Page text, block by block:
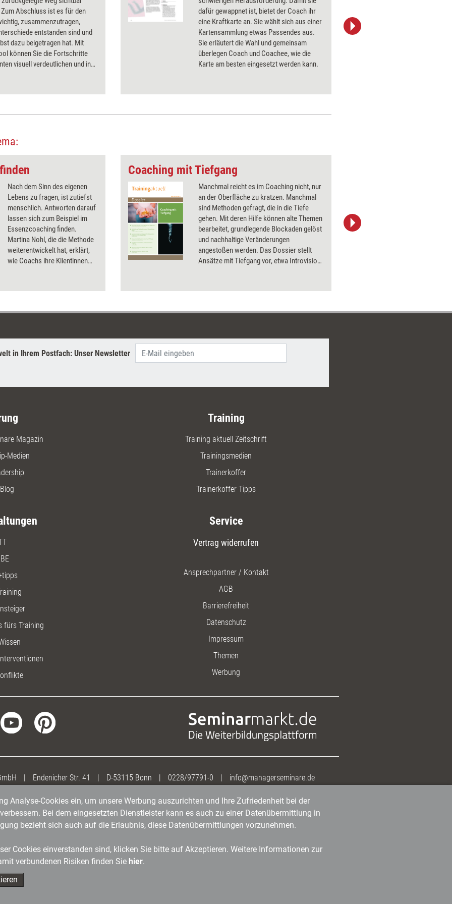
Abschluss ist es für den
zusammenzutragen,
entstanden sind und
dazu beigetragen hat. Mit
können Sie die Fortschritte
visuell verdeutlichen und in
dafür gewappnet ist, bietet der Coach ihr
eine Kraftkarte an. Sie wählt sich aus einer
Kartensammlung etwas Passendes aus.
Sie erläutert die Wahl und gemeinsam
überlegen Coach und Coachee, wie die
Karte am besten eingesetzt werden kann.
Nach dem Sinn des eigenen
Lebens zu fragen, ist zutiefst
menschlich. Antworten darauf
lassen sich zum Beispiel im
Essenzcoaching finden.
Martina Nohl, die die Methode
weiterentwickelt hat, erklärt,
wie Coachs ihre Klientinnen
inneren Genius – den
und ihr Leben daran
Coaching mit Tiefgang
Manchmal reicht es im Coaching nicht, nur
an der Oberfläche zu kratzen. Manchmal
sind Methoden gefragt, die in die Tiefe
gehen. Mit deren Hilfe können alte Themen
bearbeitet, grundlegende Blockaden gelöst
und nachhaltige Veränderungen
angestoßen werden. Das Dossier stellt
Ansätze mit Tiefgang vor, etwa Introvision-
in Ihrem Postfach: Unser Newsletter
Magazin
Medien
Training
Training aktuell Zeitschrift
Trainingsmedien
Trainerkoffer
Trainerkoffer Tipps
fürs Training
Service
Vertrag widerrufen
Ansprechpartner / Kontakt
AGB
Barrierefreiheit
Datenschutz
Impressum
Themen
Werbung
| Endenicher Str. 41 | D-53115 Bonn | 0228/97791-0 | info@managerseminare.de
Analyse-Cookies ein, um unsere Werbung auszurichten und Ihre Zufriedenheit bei der
Bei dem eingesetzten Dienstleister kann es auch zu einer Datenübermittlung in
bezieht sich auch auf die Erlaubnis, diese Datenübermittlungen vorzunehmen.
Cookies einverstanden sind, klicken Sie bitte auf Akzeptieren. Weitere Informationen zur
verbundenen Risiken finden Sie hier.